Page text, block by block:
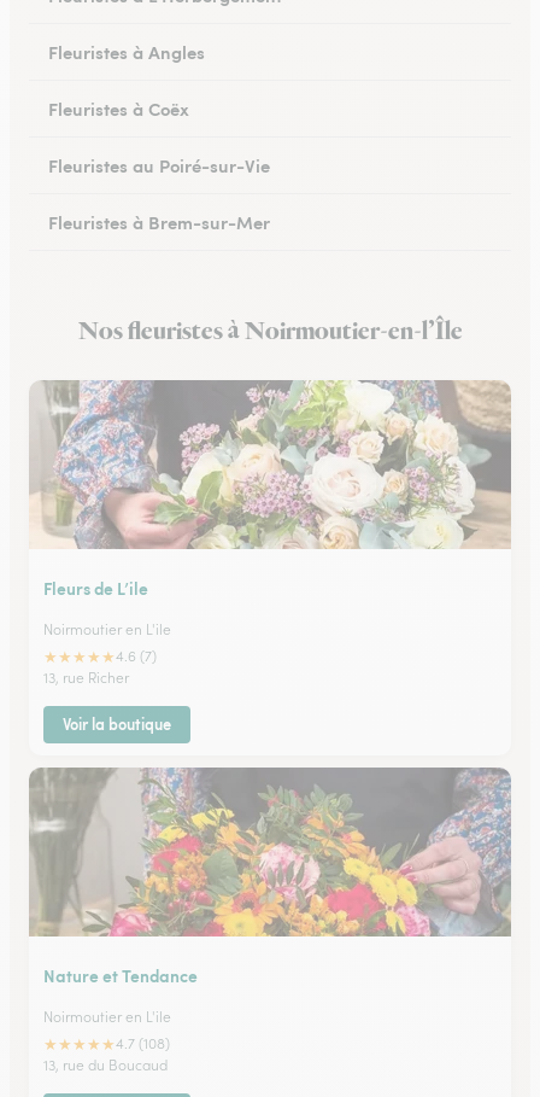
Fleuristes à Angles
Fleuristes à Coëx
Fleuristes au Poiré-sur-Vie
Fleuristes à Brem-sur-Mer
Fleuristes à Pouzauges
Nos fleuristes à Noirmoutier-en-l’Île
Fleurs de L’ile
Noirmoutier en L'ile
★★★★★4.6 (7)
13, rue Richer
Voir la boutique
Nature et Tendance
Noirmoutier en L'ile
★★★★★4.7 (108)
13, rue du Boucaud